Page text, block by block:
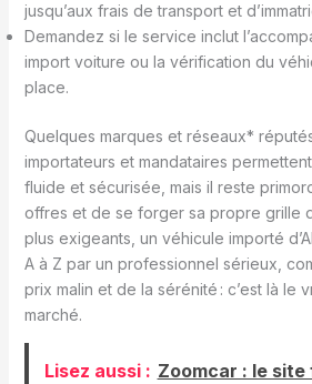
jusqu’aux frais de transport et
Demandez si le service inclut
import voiture ou la vérification du
place.
Quelques marques et réseaux*
importateurs et mandataires
fluide et sécurisée, mais il reste
offres et de se forger sa propre grille
plus exigeants, un véhicule importé
A à Z par un professionnel sérieux,
prix malin et de la sérénité : c’est là le
marché.
Lisez aussi : Zoomcar : le